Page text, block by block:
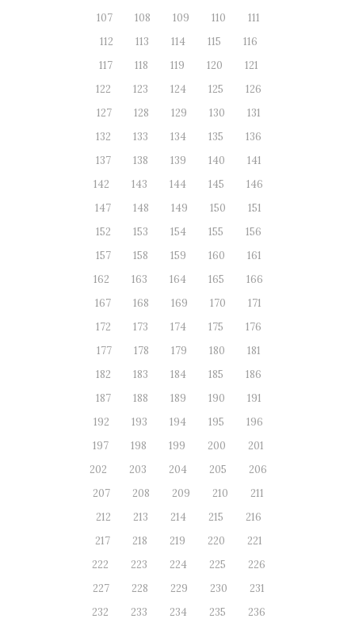
107
108 109 110
111
112
113 114 115
116
117
118 119 120
121
122
123 124 125
126
127
128 129 130
131
132
133 134 135
136
137
138 139 140
141
142
143 144 145
146
147
148 149 150
151
152
153 154 155
156
157
158 159 160
161
162
163 164 165
166
167
168 169 170
171
172
173 174 175
176
177
178 179 180
181
182
183 184 185
186
187
188 189 190
191
192
193 194 195
196
197
198 199 200
201
202
203 204 205
206
207
208 209 210
211
212
213 214 215
216
217
218 219 220
221
222
223 224 225
226
227
228 229 230
231
232
233 234 235
236